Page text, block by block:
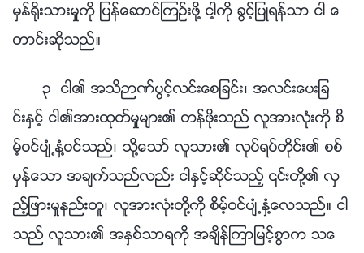
မွန္႐ိုးသားမႈကို ျပန္ေဆာင္ၾကဥ္းဖို႔ ငါ့ကို ခြင့္ျပဳရန္သာ ငါ ေ
တာင္းဆိုသည္။
၃ ငါ၏ အသိဉာဏ္ပြင့္လင္းေစျခင္း၊ အလင္းေပးျခ
င္းႏွင့္ ငါ၏အားထုတ္မႈမ်ား၏ တန္ဖိုးသည္ လူအားလုံးကို စိ
မ့္ဝင္ပ်ံ႕ႏွံ႔ဝင္သည္၊ သို႔ေသာ္ လူသား၏ လုပ္ရပ္တိုင္း၏ စစ္
မွန္ေသာ အခ်က္သည္လည္း ငါႏွင့္ဆိုင္သည့္ ၎တို႔၏ လွ
ည့္ျဖားမႈနည္းတူ၊ လူအားလုံးတို႔ကို စိမ့္ဝင္ပ်ံ႕ႏွံ႔ေလသည္။ ငါ
သည္ လူသား၏ အႏွစ္သာရကို အခ်ိန္ၾကာျမင့္စြာက သေ